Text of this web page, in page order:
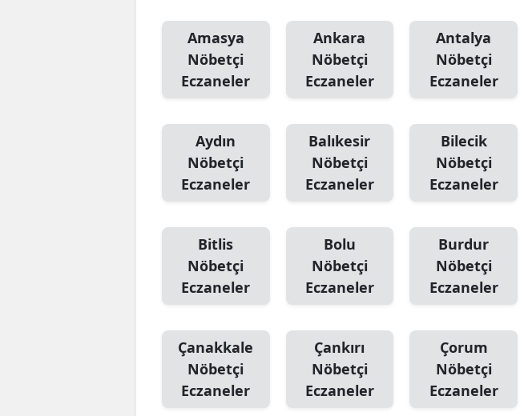
Amasya
Nöbetçi
Eczaneler
Ankara
Nöbetçi
Eczaneler
Antalya
Nöbetçi
Eczaneler
Aydın
Nöbetçi
Eczaneler
Balıkesir
Nöbetçi
Eczaneler
Bilecik
Nöbetçi
Eczaneler
Bitlis
Nöbetçi
Eczaneler
Bolu
Nöbetçi
Eczaneler
Burdur
Nöbetçi
Eczaneler
Çanakkale
Nöbetçi
Eczaneler
Çankırı
Nöbetçi
Eczaneler
Çorum
Nöbetçi
Eczaneler